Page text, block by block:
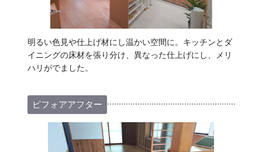
明るい色見や仕上げ材にし温かい空間に。キッチンとダ
イニングの床材を張り分け、異なった仕上げにし、メリ
ハリがでました。
ビフォアアフター